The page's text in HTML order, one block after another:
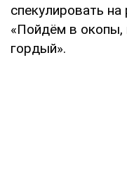
спекулировать
«Пойдём в
гордый».